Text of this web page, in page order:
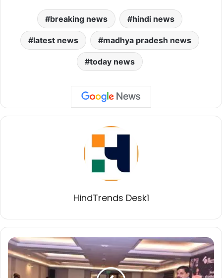
breaking news hindi news
latest news madhya pradesh news
today news
HindTrends Desk1
आर्टिफिशियल
इंटेलिजेंस
समाज